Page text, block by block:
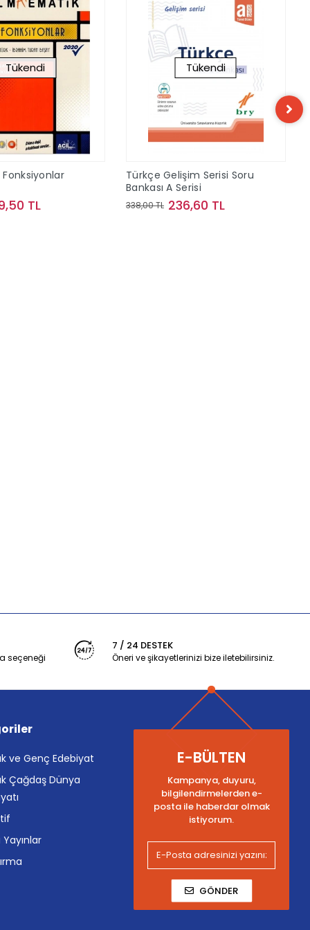
Tükendi
TL
Tükendi
Türkçe Gelişim Serisi Soru
Bankası A Serisi
338,00 TL 236,60 TL
seçeneği
7 / 24 DESTEK
Öneri ve şikayetlerinizi bize iletebilirsiniz.
ve Genç Edebiyat
Çağdaş Dünya
Yayınlar
E-BÜLTEN
Kampanya, duyuru,
bilgilendirmelerden e-
posta ile haberdar olmak
istiyorum.
GÖNDER